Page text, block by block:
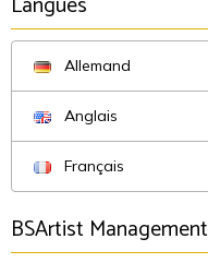
Allemand
Anglais
Français
BSArtist Management